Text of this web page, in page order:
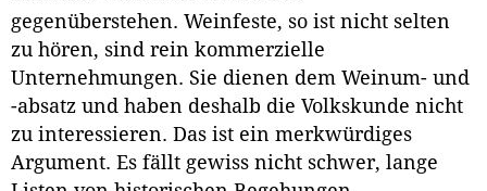
gegenüberstehen. Weinfeste, so ist nicht selten
zu hören, sind rein kommerzielle
Unternehmungen. Sie dienen dem Weinum- und
-absatz und haben deshalb die Volkskunde nicht
zu interessieren. Das ist ein merkwürdiges
Argument. Es fällt gewiss nicht schwer, lange